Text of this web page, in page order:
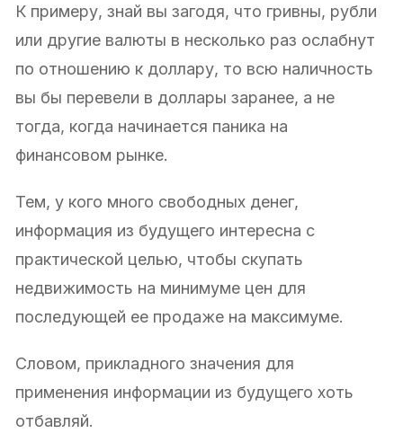
К примеру, знай вы загодя, что гривны, рубли
или другие валюты в несколько раз ослабнут
по отношению к доллару, то всю наличность
вы бы перевели в доллары заранее, а не
тогда, когда начинается паника на
финансовом рынке.
Тем, у кого много свободных денег,
информация из будущего интересна с
практической целью, чтобы скупать
недвижимость на минимуме цен для
последующей ее продаже на максимуме.
Словом, прикладного значения для
применения информации из будущего хоть
отбавляй.